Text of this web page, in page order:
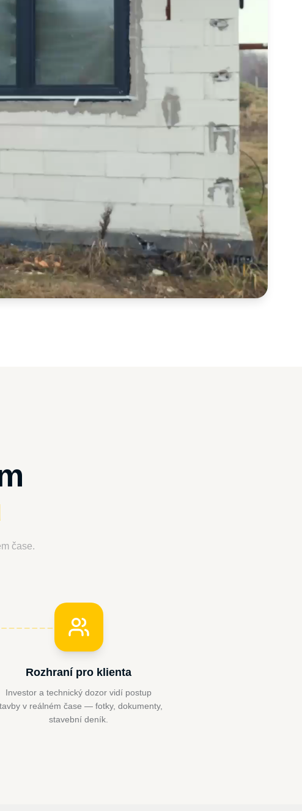
čase.
Rozhraní pro klienta
Investor a technický dozor vidí postup
v reálném čase — fotky, dokumenty,
stavební deník.